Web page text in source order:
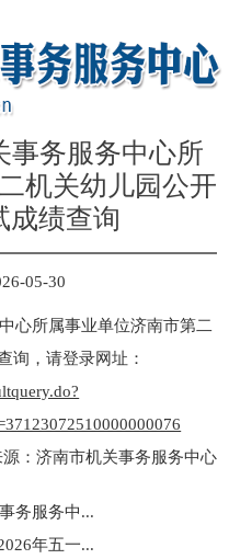
事务服务中心所
机关幼儿园公开
成绩查询
05-30
心所属事业单位济南市第二
询，请登录网址：
：济南市机关事务服务中心
务服务中...
年五一...